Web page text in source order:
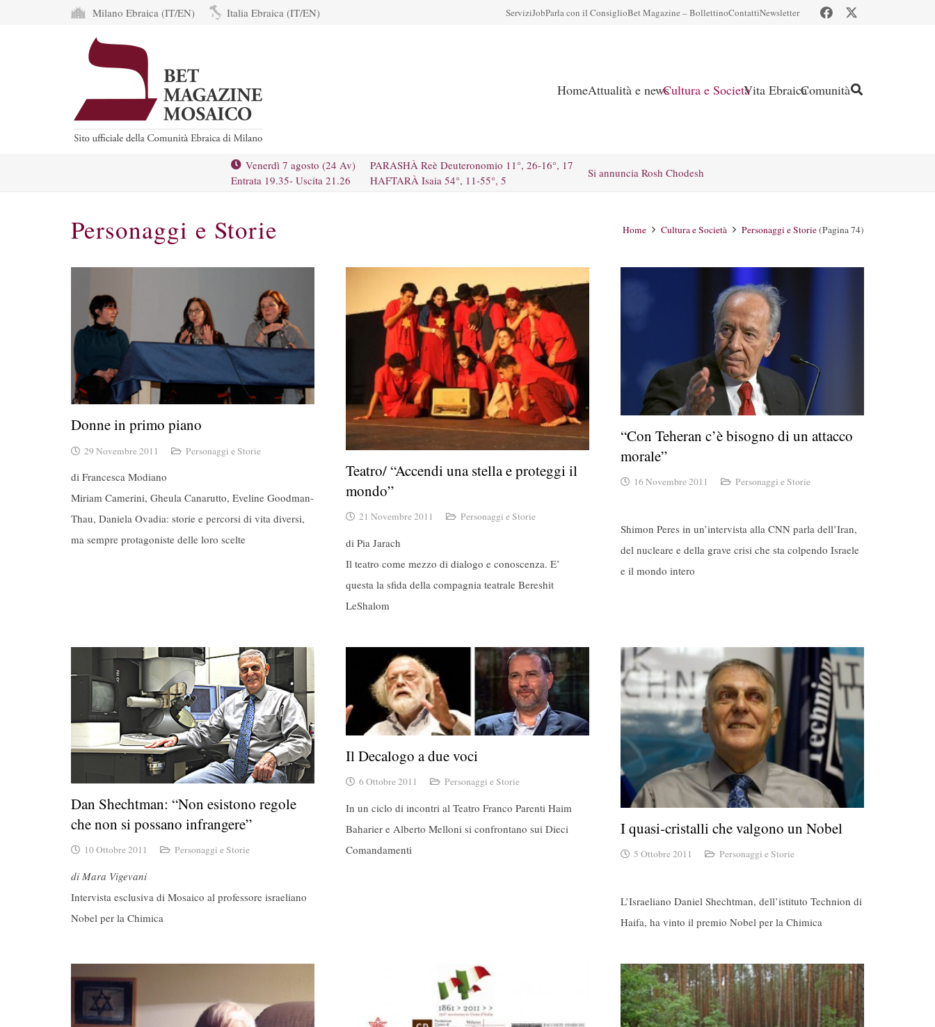
Milano Ebraica (IT/EN) Italia Ebraica (IT/EN) ServiziJobParla con il ConsiglioBet Magazine – BollettinoContattiNewsletter
HomeAttualità e newsCultura e SocietàVita EbraicaComunità
Venerdì 7 agosto (24 Av)
Entrata 19.35- Uscita 21.26
PARASHÀ Reè Deuteronomio 11°, 26-16°, 17
HAFTARÀ Isaia 54°, 11-55°, 5
Si annuncia Rosh Chodesh
Personaggi e Storie Home Cultura e Società Personaggi e Storie(Pagina 74)
Donne in primo piano
29 Novembre 2011 Personaggi e Storie
di Francesca Modiano
Miriam Camerini, Gheula Canarutto, Eveline Goodman-
Thau, Daniela Ovadia: storie e percorsi di vita diversi,
ma sempre protagoniste delle loro scelte
Teatro/ “Accendi una stella e proteggi il
mondo”
21 Novembre 2011 Personaggi e Storie
di Pia Jarach
Il teatro come mezzo di dialogo e conoscenza. E’
questa la sfida della compagnia teatrale Bereshit
LeShalom
“Con Teheran c’è bisogno di un attacco
morale”
16 Novembre 2011 Personaggi e Storie
Shimon Peres in un’intervista alla CNN parla dell’Iran,
del nucleare e della grave crisi che sta colpendo Israele
e il mondo intero
Dan Shechtman: “Non esistono regole
che non si possano infrangere”
10 Ottobre 2011 Personaggi e Storie
di Mara Vigevani
Intervista esclusiva di Mosaico al professore israeliano
Nobel per la Chimica
Il Decalogo a due voci
6 Ottobre 2011 Personaggi e Storie
In un ciclo di incontri al Teatro Franco Parenti Haim
Baharier e Alberto Melloni si confrontano sui Dieci
Comandamenti
I quasi-cristalli che valgono un Nobel
5 Ottobre 2011 Personaggi e Storie
L’Israeliano Daniel Shechtman, dell’istituto Technion di
Haifa, ha vinto il premio Nobel per la Chimica